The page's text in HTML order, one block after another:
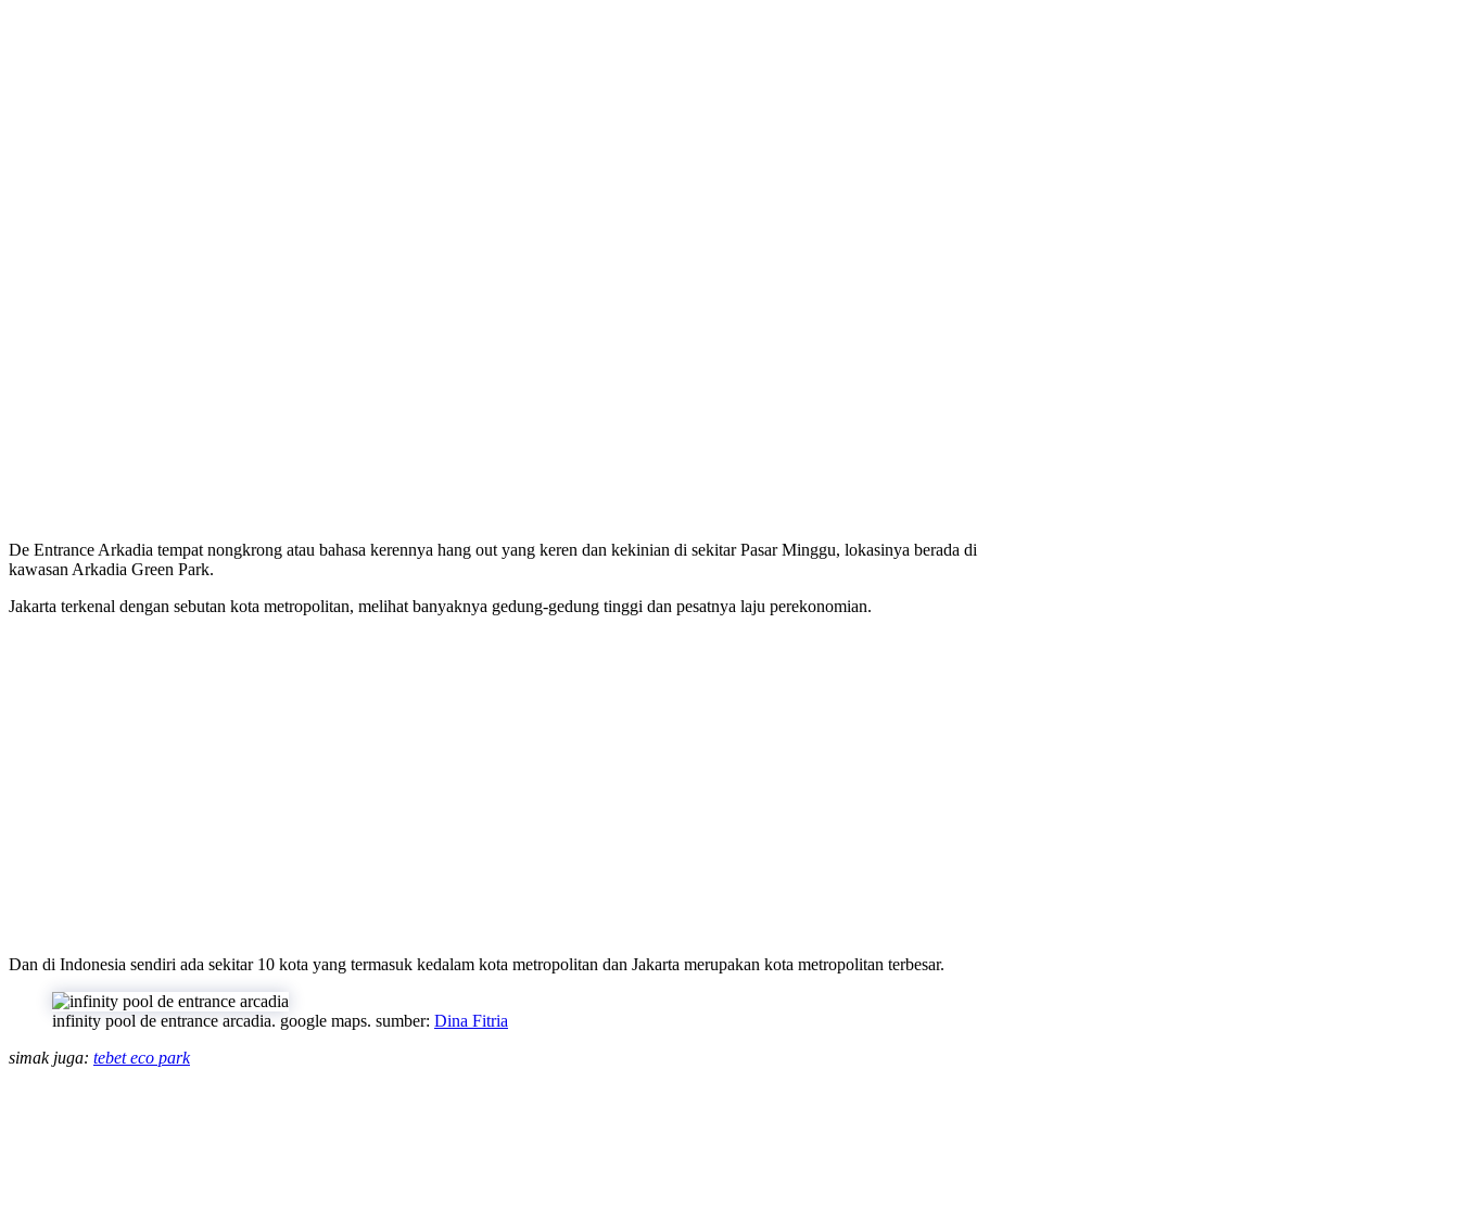
De Entrance Arkadia tempat nongkrong atau bahasa kerennya hang out yang keren dan kekinian di sekitar Pasar Minggu, lokasinya berada di
kawasan Arkadia Green Park.
Jakarta terkenal dengan sebutan kota metropolitan, melihat banyaknya gedung-gedung tinggi dan pesatnya laju perekonomian.
Dan di Indonesia sendiri ada sekitar 10 kota yang termasuk kedalam kota metropolitan dan Jakarta merupakan kota metropolitan terbesar.
infinity pool de entrance arcadia. google maps. sumber: Dina Fitria
simak juga: tebet eco park